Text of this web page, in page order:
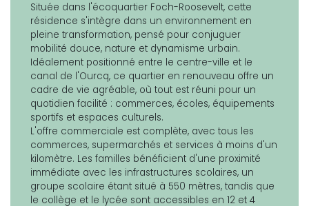
Située dans l'écoquartier Foch-Roosevelt, cette
résidence s'intègre dans un environnement en
pleine transformation, pensé pour conjuguer
mobilité douce, nature et dynamisme urbain.
Idéalement positionné entre le centre-ville et le
canal de l'Ourcq, ce quartier en renouveau offre un
cadre de vie agréable, où tout est réuni pour un
quotidien facilité : commerces, écoles, équipements
sportifs et espaces culturels.
L'offre commerciale est complète, avec tous les
commerces, supermarchés et services à moins d'un
kilomètre. Les familles bénéficient d'une proximité
immédiate avec les infrastructures scolaires, un
groupe scolaire étant situé à 550 mètres, tandis que
le collège et le lycée sont accessibles en 12 et 4